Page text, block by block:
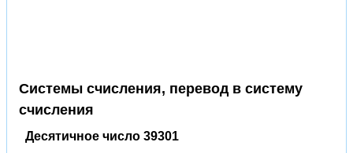
Системы счисления, перевод в систему
счисления
Десятичное число 39301